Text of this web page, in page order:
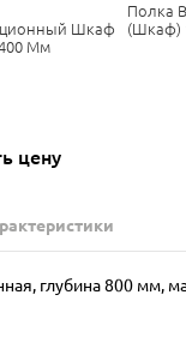
Шкаф
Мм
цену
Полка
(шкаф)
глубина 800 мм,